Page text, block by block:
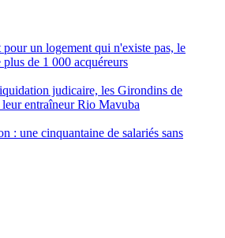
un logement qui n'existe pas, le
de 1 000 acquéreurs
judicaire, les Girondins de
entraîneur Rio Mavuba
: une cinquantaine de salariés sans